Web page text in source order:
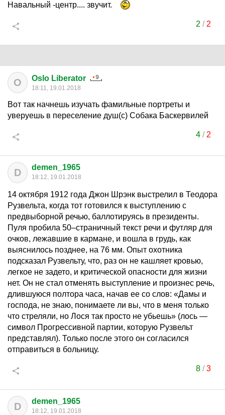
Навальный -центр.... звучит.
2 / 2
O Oslo Liberator
18:11, 19.01.2018
Вот так начнешь изучать фамильные портреты и
уверуешь в переселение душ(с) Собака Баскервилей
4/ 2
D demen_1965
18:12, 19.01.2018
14 октября 1912 года Джон Шрэнк выстрелил в Теодора
Рузвельта, когда тот готовился к выступлению с
предвыборной речью, баллотируясь в президенты.
Пуля пробила 50–страничный текст речи и футляр для
очков, лежавшие в кармане, и вошла в грудь, как
выяснилось позднее, на 76 мм. Опыт охотника
подсказал Рузвельту, что, раз он не кашляет кровью,
легкое не задето, и критической опасности для жизни
нет. Он не стал отменять выступление и произнес речь,
длившуюся полтора часа, начав ее со слов: «Дамы и
господа, не знаю, понимаете ли вы, что в меня только
что стреляли, но Лося так просто не убьешь» (лось —
символ Прогрессивной партии, которую Рузвельт
представлял). Только после этого он согласился
отправиться в больницу.
8/3
D demen_1965
18:12, 19.01.2018